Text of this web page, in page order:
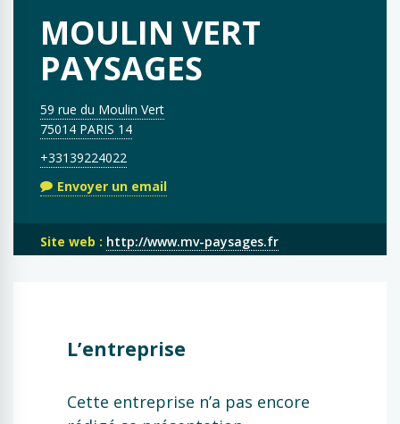
MOULIN VERT
PAYSAGES
59 rue du Moulin Vert
75014 PARIS 14
+33139224022
Envoyer un email
Site web : http://www.mv-paysages.fr
L’entreprise
Cette entreprise n’a pas encore